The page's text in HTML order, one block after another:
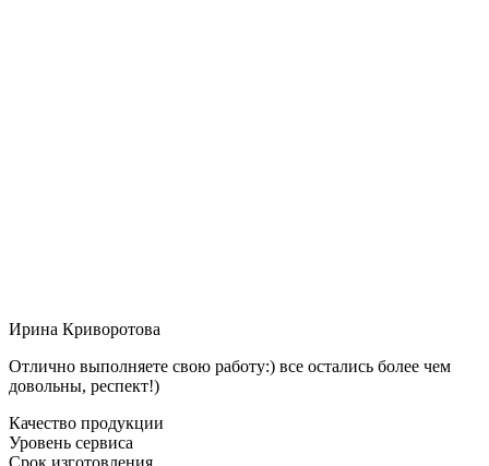
Ирина Криворотова
Отлично выполняете свою работу:) все остались более чем
довольны, респект!)
Качество продукции
Уровень сервиса
Срок изготовления